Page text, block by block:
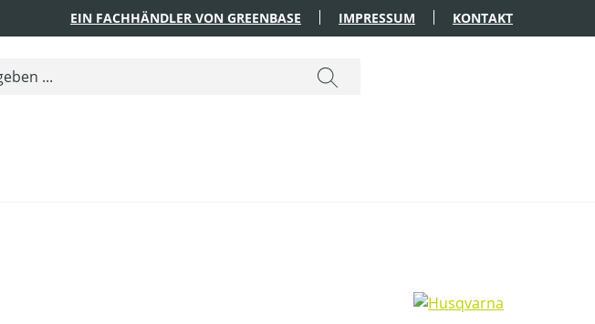
EIN FACHHÄNDLER VON GREENBASE IMPRESSUM KONTAKT